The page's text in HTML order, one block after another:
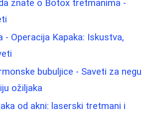
znate o Botox tretmanima -
- Operacija Kapaka: Iskustva,
bubuljice - Saveti za negu
ožiljaka
od akni: laserski tretmani i